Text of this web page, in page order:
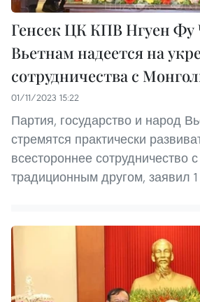
Генсек ЦК КПВ Нгуен Фу
Вьетнам надеется на
сотрудничества с
01/11/2023 15:22
Партия, государство и народ
стремятся практически
всестороннее сотрудничество
традиционным другом, заявил